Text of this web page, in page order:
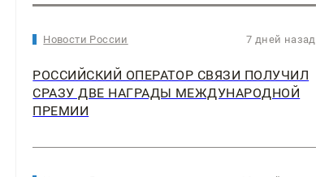
Новости России 7 дней назад
РОССИЙСКИЙ ОПЕРАТОР СВЯЗИ ПОЛУЧИЛ
СРАЗУ ДВЕ НАГРАДЫ МЕЖДУНАРОДНОЙ
ПРЕМИИ